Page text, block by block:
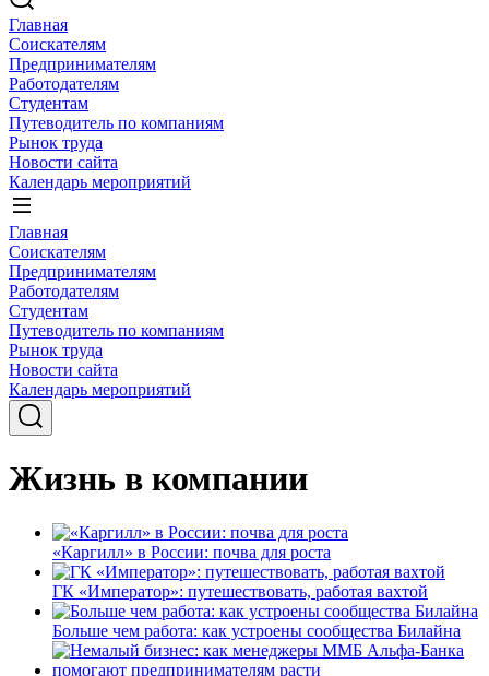
Главная
Соискателям
Предпринимателям
Работодателям
Студентам
Путеводитель по компаниям
Рынок труда
Новости сайта
Календарь мероприятий
Главная
Соискателям
Предпринимателям
Работодателям
Студентам
Путеводитель по компаниям
Рынок труда
Новости сайта
Календарь мероприятий
Жизнь в компании
«Каргилл» в России: почва для роста
ГК «Император»: путешествовать, работая вахтой
Больше чем работа: как устроены сообщества Билайна